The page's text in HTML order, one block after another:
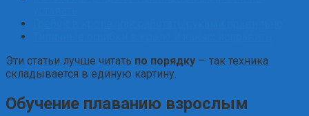
Эти статьи лучше читать по порядку — так техника
складывается в единую картину.
Обучение плаванию взрослым